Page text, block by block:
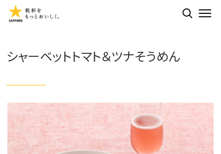
検索する
シャーベットトマト＆ツナそうめん